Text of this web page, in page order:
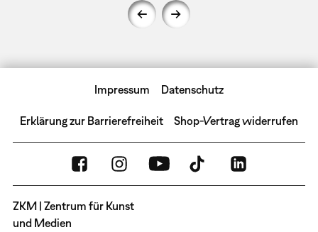
Impressum Datenschutz
Erklärung zur Barrierefreiheit Shop-Vertrag widerrufen
ZKM | Zentrum für Kunst
und Medien